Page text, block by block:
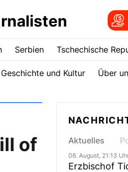
Serbien Tschechische
Geschichte und Kultur Über
of
Aktuelles
06. August, 21:13
Erzbischof